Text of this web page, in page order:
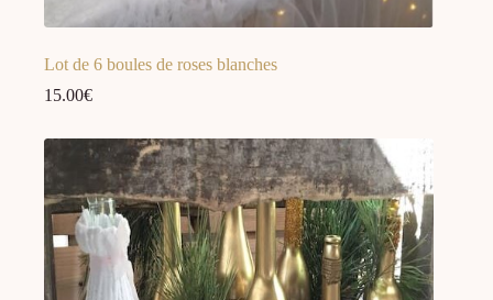
Lot de 6 boules de roses blanches
15.00€